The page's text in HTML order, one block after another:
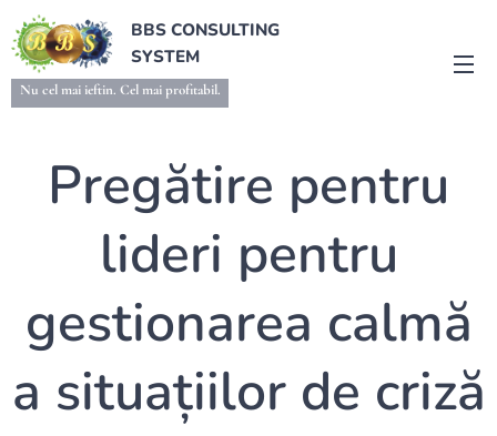
BBS CONSULTING
SYSTEM
Nu cel mai ieftin. Cel mai profitabil.
Pregătire pentru
lideri pentru
gestionarea calmă
a situațiilor de criză